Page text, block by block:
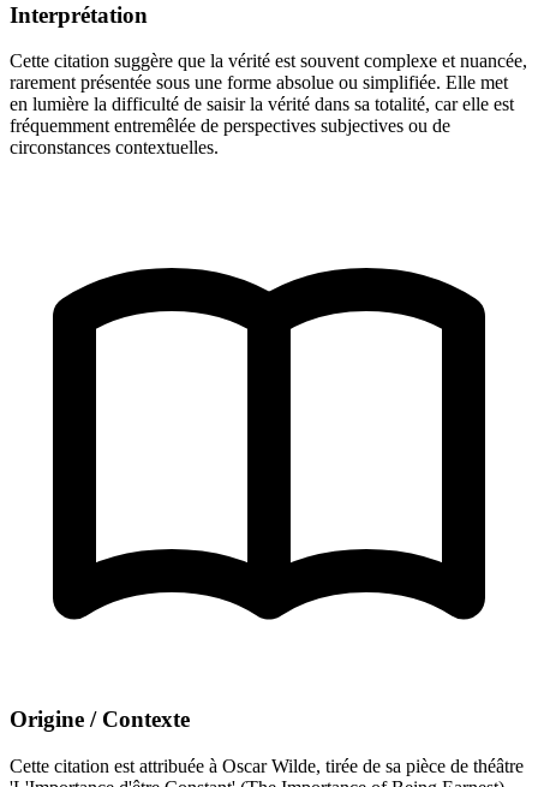
Interprétation
Cette citation suggère que la vérité est souvent complexe et nuancée,
rarement présentée sous une forme absolue ou simplifiée. Elle met
en lumière la difficulté de saisir la vérité dans sa totalité, car elle est
fréquemment entremêlée de perspectives subjectives ou de
circonstances contextuelles.
Origine / Contexte
Cette citation est attribuée à Oscar Wilde, tirée de sa pièce de théâtre